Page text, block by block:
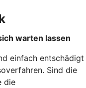
warten lassen
einfach entschädigt
Sind die
die